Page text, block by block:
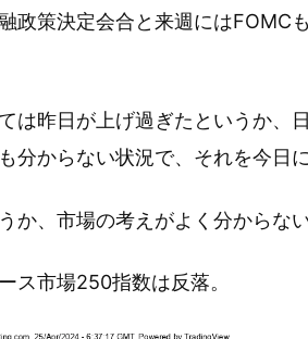
政策決定会合と来週にはFOMC
は昨日が上げ過ぎたというか、
分からない状況で、それを今日
か、市場の考えがよく分からない
ス市場250指数は反落。